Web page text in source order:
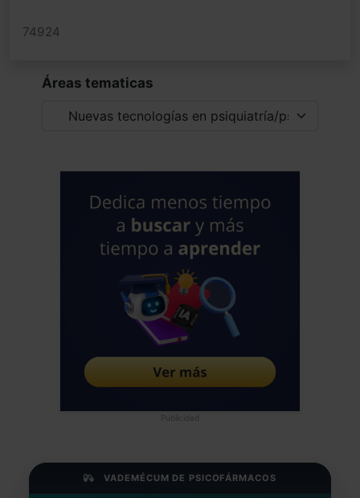
74924
Áreas tematicas
Publicidad
VADEMÉCUM DE PSICOFÁRMACOS